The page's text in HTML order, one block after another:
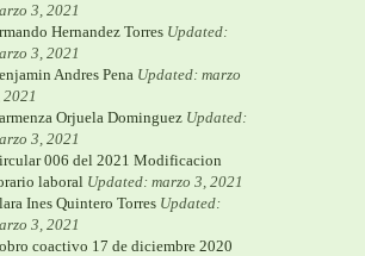
3, 2021
Hernandez Torres Updated:
3, 2021
Andres Pena Updated: marzo
2021
Orjuela Dominguez Updated:
3, 2021
006 del 2021 Modificacion
laboral Updated: marzo 3, 2021
Ines Quintero Torres Updated:
3, 2021
coactivo 17 de diciembre 2020